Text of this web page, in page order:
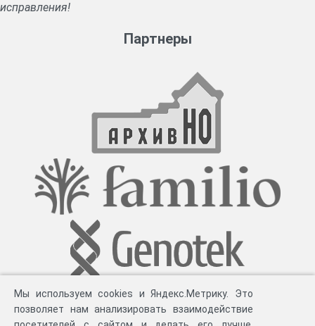
исправления!
Партнеры
Мы используем cookies и Яндекс.Метрику. Это
позволяет нам анализировать взаимодействие